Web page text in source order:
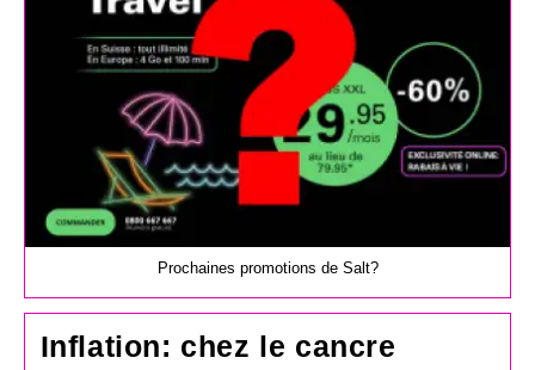
Prochaines promotions de Salt?
Inflation: chez le cancre